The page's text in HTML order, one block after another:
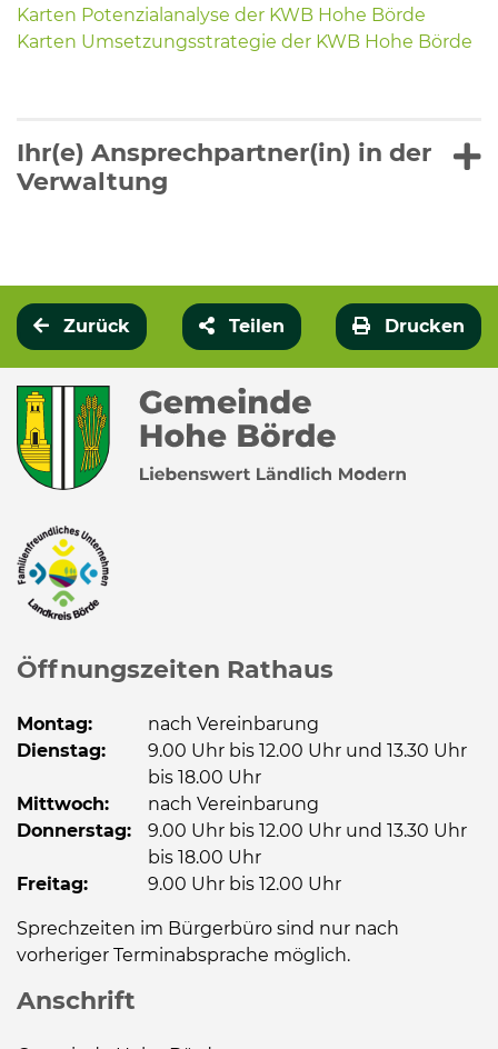
Karten Potenzialanalyse der KWB Hohe Börde
Karten Umsetzungsstrategie der KWB Hohe Börde
Ihr(e) Ansprechpartner(in) in der
Verwaltung
Zurück Teilen Drucken
Öffnungszeiten Rathaus
Montag:
nach Vereinbarung
Dienstag:
9.00 Uhr bis 12.00 Uhr und 13.30 Uhr
bis 18.00 Uhr
Mittwoch:
nach Vereinbarung
Donnerstag: 9.00 Uhr bis 12.00 Uhr und 13.30 Uhr
bis 18.00 Uhr
Freitag:
9.00 Uhr bis 12.00 Uhr
Sprechzeiten im Bürgerbüro sind nur nach
vorheriger Terminabsprache möglich.
Anschrift